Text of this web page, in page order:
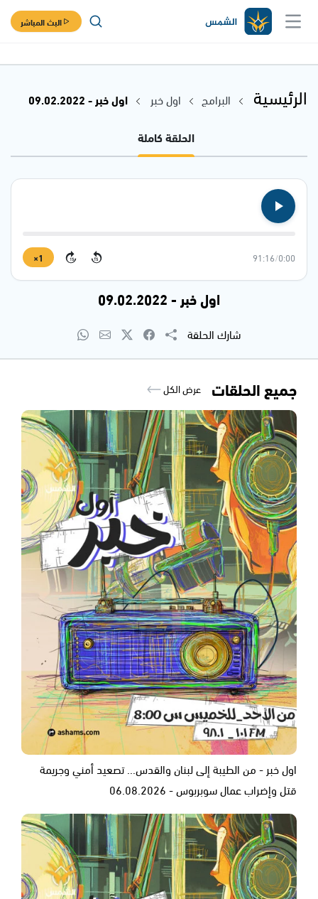
البث المباشر
الرئيسية البرامج اول خبر
اول خبر - 09.02.2022
الحلقة كاملة
0:00
/
91:16
15
15
1×
اول خبر - 09.02.2022
شارك الحلقة
جميع الحلقات عرض الكل
اول خبر - من الطيبة إلى لبنان والقدس... تصعيد أمني وجريمة
قتل وإضراب عمال سوبربوس - 06.08.2026